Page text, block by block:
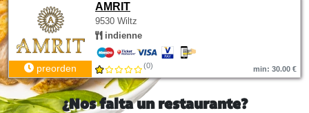
AMRIT
9530 Wiltz
indienne
preorden (0) min: 30.00 €
¿Nos falta un restaurante?